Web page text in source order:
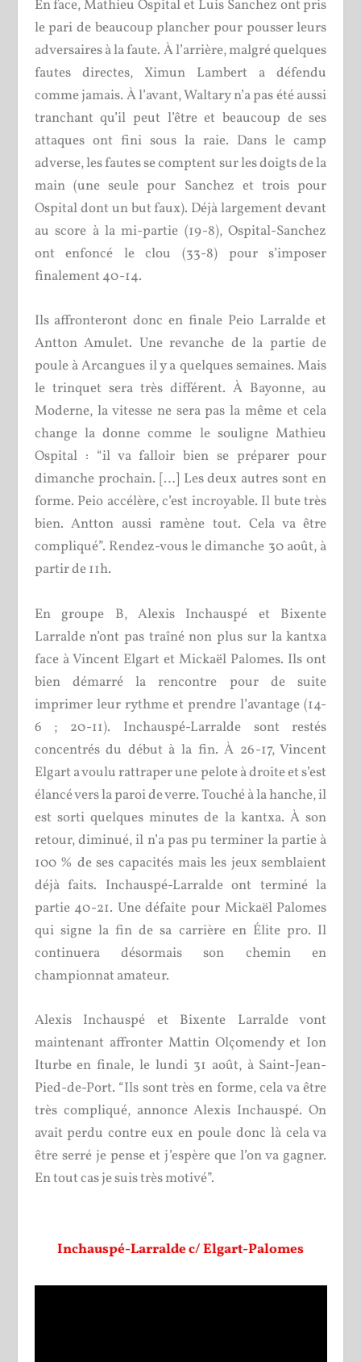
En face, Mathieu Ospital et Luis Sanchez ont pris
le pari de beaucoup plancher pour pousser leurs
adversaires à la faute. À l’arrière, malgré quelques
fautes directes, Ximun Lambert a défendu
comme jamais. À l’avant, Waltary n’a pas été aussi
tranchant qu’il peut l’être et beaucoup de ses
attaques ont fini sous la raie. Dans le camp
adverse, les fautes se comptent sur les doigts de la
main (une seule pour Sanchez et trois pour
Ospital dont un but faux). Déjà largement devant
au score à la mi-partie (19-8), Ospital-Sanchez
ont enfoncé le clou (33-8) pour s’imposer
finalement 40-14.
Ils affronteront donc en finale Peio Larralde et
Antton Amulet. Une revanche de la partie de
poule à Arcangues il y a quelques semaines. Mais
le trinquet sera très différent. À Bayonne, au
Moderne, la vitesse ne sera pas la même et cela
change la donne comme le souligne Mathieu
Ospital : “il va falloir bien se préparer pour
dimanche prochain. […] Les deux autres sont en
forme. Peio accélère, c’est incroyable. Il bute très
bien. Antton aussi ramène tout. Cela va être
compliqué”. Rendez-vous le dimanche 30 août, à
partir de 11h.
En groupe B, Alexis Inchauspé et Bixente
Larralde n’ont pas traîné non plus sur la kantxa
face à Vincent Elgart et Mickaël Palomes. Ils ont
bien démarré la rencontre pour de suite
imprimer leur rythme et prendre l’avantage (14-
6 ; 20-11). Inchauspé-Larralde sont restés
concentrés du début à la fin. À 26-17, Vincent
Elgart a voulu rattraper une pelote à droite et s’est
élancé vers la paroi de verre. Touché à la hanche, il
est sorti quelques minutes de la kantxa. À son
retour, diminué, il n’a pas pu terminer la partie à
100 % de ses capacités mais les jeux semblaient
déjà faits. Inchauspé-Larralde ont terminé la
partie 40-21. Une défaite pour Mickaël Palomes
qui signe la fin de sa carrière en Élite pro. Il
continuera désormais son chemin en
championnat amateur.
Alexis Inchauspé et Bixente Larralde vont
maintenant affronter Mattin Olçomendy et Ion
Iturbe en finale, le lundi 31 août, à Saint-Jean-
Pied-de-Port. “Ils sont très en forme, cela va être
très compliqué, annonce Alexis Inchauspé. On
avait perdu contre eux en poule donc là cela va
être serré je pense et j’espère que l’on va gagner.
En tout cas je suis très motivé”.
Inchauspé-Larralde c/ Elgart-Palomes